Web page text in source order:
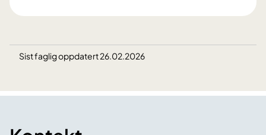
Sist faglig oppdatert 26.02.2026